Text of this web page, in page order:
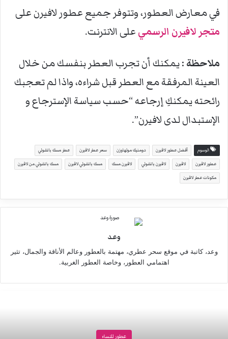
في معارض العطور، وتتوفر جميع عطور لافيرن على
متجر لافيرن الرسمي على الانترنت.
ملاحظة :يمكنك أن تجرب العطر بنفسك من خلال
العينة المرفقة مع العطر قبل شراءه، واذا لم تعجبك
رائحته يمكنكِ إرجاعه “حسب سياسة الإسترجاع و
الإستبدال لدى لافيرن”.
الوسوم أفضل عطور لافيرن دومنيك مولهاوزن سعر عطر لافيرن عطر مسك باتشولي
عطور لافيرن لافيرن لافيرن باتشولي لافيرن مسك مسك باتشولي لافيرن مسك باتشولي من لافيرن
مكونات عطر لافيرن
وعد
وعد، كاتبة في موقع سحر عطري، مهتمة بالعطور وعالم الأناقة والجمال، تثير
اهتمامي العطور، وخاصة العطور الغربية.
عطور للنساء